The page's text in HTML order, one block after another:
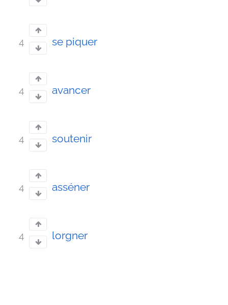
4 se piquer
4 avancer
4 soutenir
4 asséner
4 lorgner